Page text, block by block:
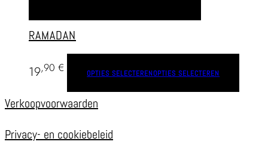
RAMADAN
19,90 € OPTIES SELECTERENOPTIES SELECTEREN
Verkoopvoorwaarden
Privacy- en cookiebeleid